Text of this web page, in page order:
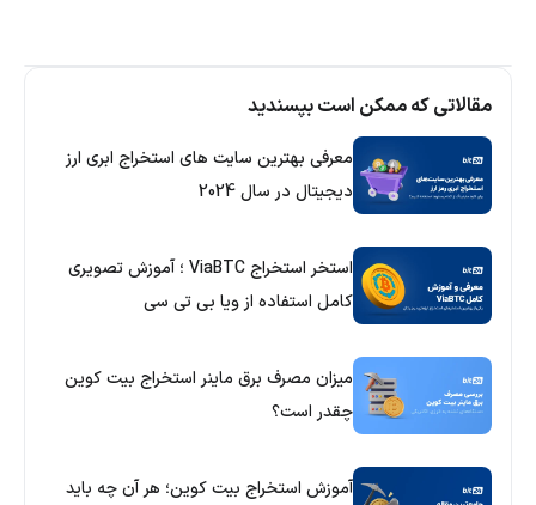
مقالاتی که ممکن است بپسندید
معرفی بهترین سایت های استخراج ابری ارز
دیجیتال در سال 2024
استخر استخراج ViaBTC ؛ آموزش تصویری
کامل استفاده از ویا بی تی سی
میزان مصرف برق ماینر استخراج بیت کوین
چقدر است؟
آموزش استخراج بیت کوین؛ هر آن چه باید